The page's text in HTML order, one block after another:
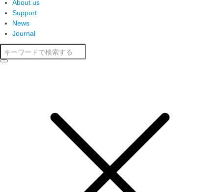
About us
Support
News
Journal